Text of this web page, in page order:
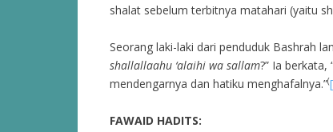
shalat sebelum terbitnya matahari (yaitu
Seorang laki-laki dari penduduk Bashrah
shallallaahu ‘alaihi wa sallam?” Ia
mendengarnya dan hatiku menghafalnya.”(
FAWAID HADITS: